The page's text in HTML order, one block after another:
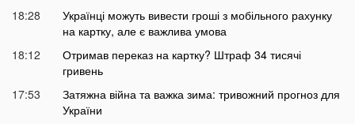
18:28
Українці можуть вивести гроші з мобільного рахунку
на картку, але є важлива умова
18:12
Отримав переказ на картку? Штраф 34 тисячі
гривень
17:53
Затяжна війна та важка зима: тривожний прогноз для
України